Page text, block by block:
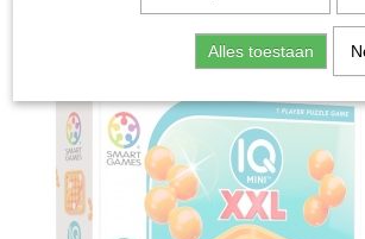
Alles toestaan